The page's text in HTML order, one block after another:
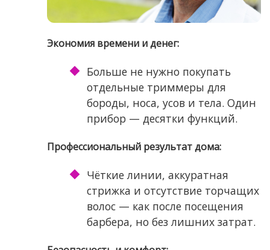
Экономия времени и денег:
Больше не нужно покупать
отдельные триммеры для
бороды, носа, усов и тела. Один
прибор — десятки функций.
Профессиональный результат дома:
Чёткие линии, аккуратная
стрижка и отсутствие торчащих
волос — как после посещения
барбера, но без лишних затрат.